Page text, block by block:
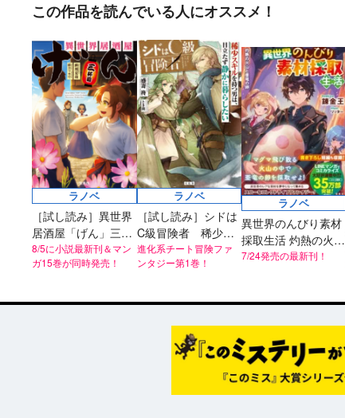
この作品を読んでいる人にオススメ！
ラノベ
［試し読み］異世界
居酒屋「げん」三杯
目
8/5に小説最新刊＆マン
ガ15巻が同時発売！
ラノベ
［試し読み］シドは
C級冒険者 稀少ス
キルを持つ男は、目
立たず静かに暮らし
進化系チート冒険ファ
ンタジー第1巻！
ラノベ
異世界のんびり素材
採取生活 灼熱の火山
と亜竜の卵
7/24発売の最新刊！